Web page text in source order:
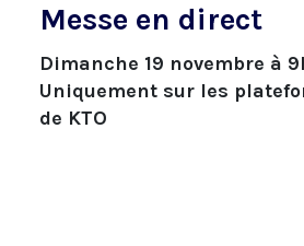
Messe en direct
Dimanche 19 novembre à
Uniquement sur les
de KTO